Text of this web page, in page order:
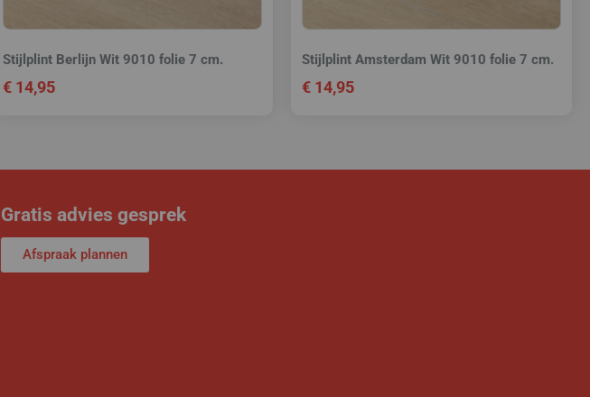
Stijlplint Berlijn Wit 9010 folie 7 cm.
€ 14,95
Stijlplint Amsterdam Wit 9010 folie 7 cm.
€ 14,95
Gratis advies gesprek
Afspraak plannen